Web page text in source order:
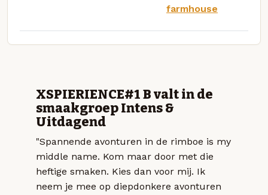
farmhouse
XSPIERIENCE#1 B valt in de
smaakgroep Intens &
Uitdagend
"Spannende avonturen in de rimboe is my
middle name. Kom maar door met die
heftige smaken. Kies dan voor mij. Ik
neem je mee op diepdonkere avonturen